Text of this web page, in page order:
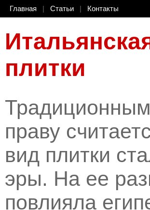
Главная Статьи Контакты
плитки
праву
вид плитки
эры. На ее
повлияла